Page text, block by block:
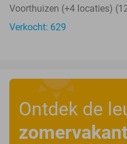
Voorthuizen (+4 locaties)
Verkocht: 629
Ontdek de